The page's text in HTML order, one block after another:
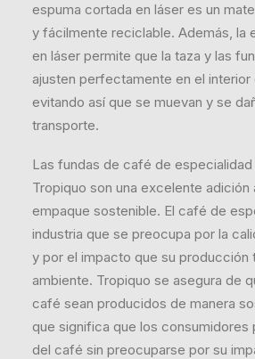
espuma cortada en láser es un
y fácilmente reciclable. Además, la
en láser permite que la taza y las
ajusten perfectamente en el interior
evitando así que se muevan y se
transporte.
Las fundas de café de especialidad
Tropiquo son una excelente
empaque sostenible. El café de
industria que se preocupa por la
y por el impacto que su producción
ambiente. Tropiquo se asegura de
café sean producidos de manera
que significa que los consumidores
del café sin preocuparse por su